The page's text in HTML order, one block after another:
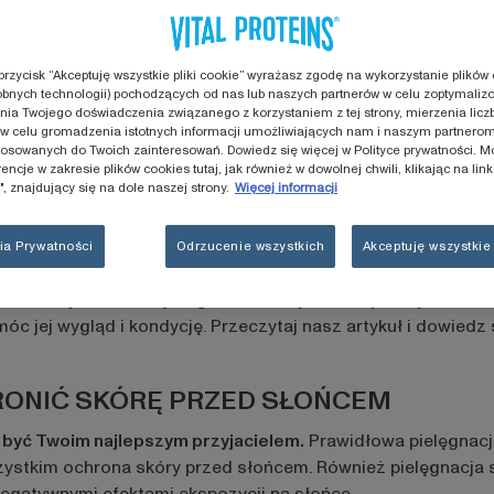
wielu czynników.Promienie słoneczne,
wraz z porą roku.Latem, kiedy więcej czasu spędzasz
czy morskiej wody.
duży dyskomfort, objawiając się pieczeniem czy
temperatury i suchym powietrzem w
trądzikowa, wymaga właściwej troski opartej na
jej wygląd i kondycję. Przeczytaj nasz artykuł i
SKÓRĘ PRZED SŁOŃCEM
Twoim najlepszym przyjacielem. Prawidłowa
ochrona skóry przed słońcem. Również pielęgnacja
“Akceptuję wszystkie pliki cookie” wyrażasz zgodę na wykorzystanie plików
technologii) pochodzących od nas lub naszych partnerów w celu
Twojego doświadczenia związanego z korzystaniem z tej strony, mierzenia
celu gromadzenia istotnych informacji umożliwiających nam i naszym
do Twoich zainteresowań. Dowiedz się więcej w Polityce prywatności.
w zakresie plików cookies tutaj, jak również w dowolnej chwili, klikając na
znajdujący się na dole naszej strony. Więcej informacji
Prywatności Odrzucenie wszystkich Akceptuję